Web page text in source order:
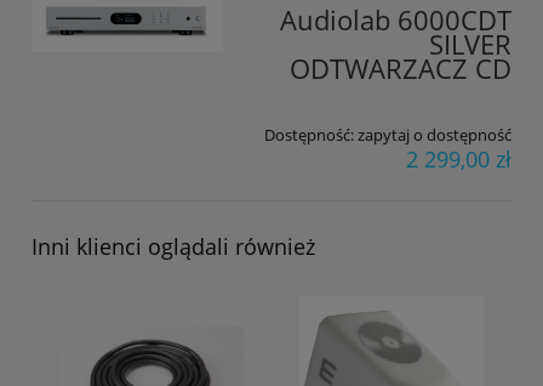
Audiolab 6000CDT
SILVER
ODTWARZACZ CD
Dostępność:zapytaj o dostępność
2 299,00 zł
Inni klienci oglądali również